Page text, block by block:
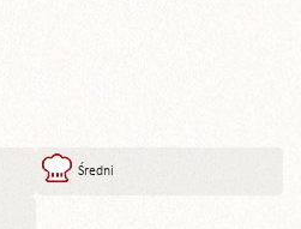
Średni